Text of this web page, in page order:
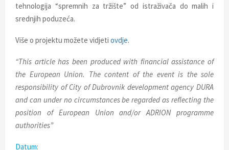
N
tehnologija “spremnih za tržište” od istraživača do malih i
srednjih poduzeća.
Više o projektu možete vidjeti ovdje.
“This article has been produced with financial assistance of
the European Union. The content of the event is the sole
responsibility of City of Dubrovnik development agency DURA
and can under no circumstances be regarded as reflecting the
position of European Union and/or ADRION programme
authorities”
Datum: